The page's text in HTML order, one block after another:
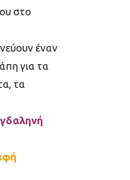
στο
έναν
για τα
τα